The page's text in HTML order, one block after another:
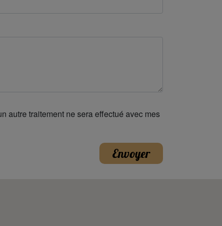
autre traitement ne sera effectué avec mes
Envoyer